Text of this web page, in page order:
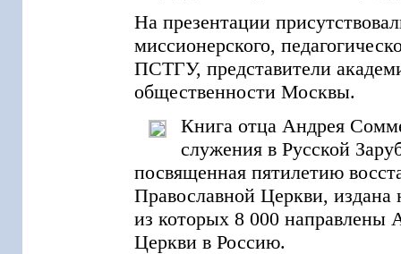
На презентации
миссионерского,
ПСТГУ, представители
общественности Москвы.
Книга отца Андрея
служения в Русской
посвященная пятилетию
Православной Церкви, издана
из которых 8 000 направлены
Церкви в Россию.